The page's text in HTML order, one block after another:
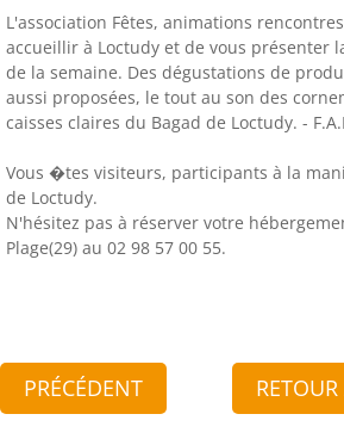
L'association Fêtes, animations
accueillir à Loctudy et de vous présenter
de la semaine. Des dégustations de
aussi proposées, le tout au son des
caisses claires du Bagad de Loctudy. -
Vous �tes visiteurs, participants à la
de Loctudy.
N'hésitez pas à réserver votre
Plage(29) au 02 98 57 00 55.
PRÉCÉDENT